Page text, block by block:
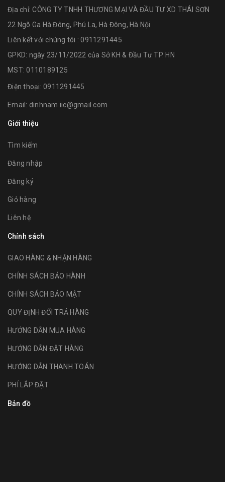
Địa chỉ:CÔNG TY TNHH THƯƠNG MẠI VÀ ĐẦU TƯ XD THÁI SƠN
22 Ngõ Ga Hà Đông, Phú La, Hà Đông, Hà Nội
Liên kết với chúng tôi : 0911291445
GPKD: ngày 23/11/2022 của Sở KH & Đầu Tư TP. HN
MST: 0110189125
Điện thoại: 0911291445
Email: dinhnam.iic@gmail.com
Giới thiệu
Tìm kiếm
Đăng nhập
Đăng ký
Giỏ hàng
Liên hệ
Chính sách
GIAO HÀNG & NHẬN HÀNG
CHÍNH SÁCH BẢO HÀNH
CHÍNH SÁCH BẢO MẬT
QUY ĐỊNH ĐỔI TRẢ HÀNG
HƯỚNG DẪN MUA HÀNG
HƯỚNG DẪN ĐẶT HÀNG
HƯỚNG DẪN THANH TOÁN
PHÍ LẮP ĐẶT
Bản đồ